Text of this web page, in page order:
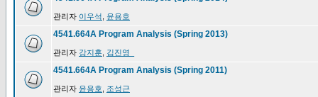
관리자 이우석 윤용호
4541.664A Program Analysis (Spring 2013)
관리자 강지훈 김진영_
4541.664A Program Analysis (Spring 2011)
관리자 윤용호 조성근